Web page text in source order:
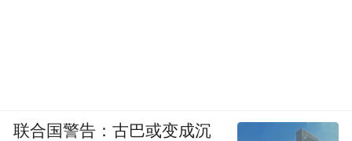
联合国警告：古巴或变成沉